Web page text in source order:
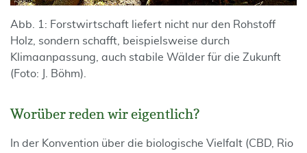
Abb. 1: Forstwirtschaft liefert nicht nur den Rohstoff
Holz, sondern schafft, beispielsweise durch
Klimaanpassung, auch stabile Wälder für die Zukunft
(Foto: J. Böhm).
Worüber reden wir eigentlich?
In der Konvention über die biologische Vielfalt (CBD, Rio